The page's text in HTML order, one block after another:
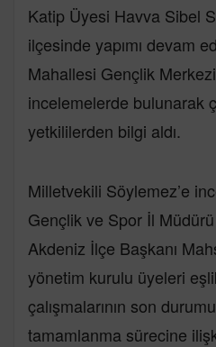
Katip Üyesi Havva Sibel
ilçesinde yapımı devam
Mahallesi Gençlik
incelemelerde bulunarak
yetkililerden bilgi aldı.
Milletvekili Söylemez’e
Gençlik ve Spor İl
Akdeniz İlçe Başkanı
yönetim kurulu üyeleri
çalışmalarının son
tamamlanma sürecine